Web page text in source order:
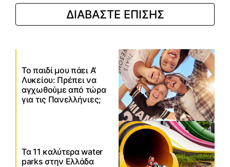
ΔΙΑΒΑΣΤΕ ΕΠΙΣΗΣ
Το παιδί μου πάει Α’
Λυκείου: Πρέπει να
αγχωθούμε από τώρα
για τις Πανελλήνιες;
Τα 11 καλύτερα water
parks στην Ελλάδα